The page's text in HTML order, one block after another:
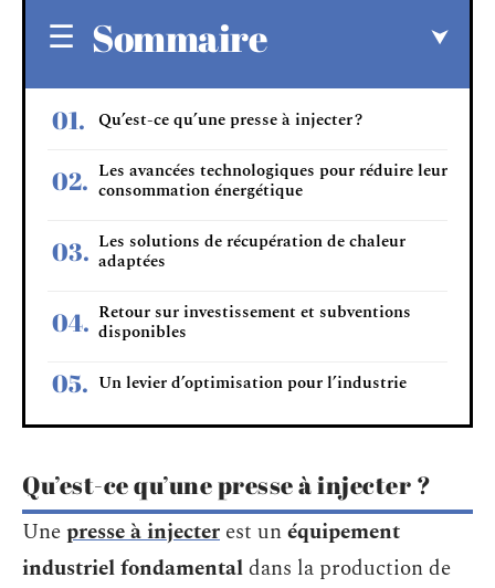
Sommaire
Qu’est-ce qu’une presse à injecter ?
Les avancées technologiques pour réduire leur
consommation énergétique
Les solutions de récupération de chaleur
adaptées
Retour sur investissement et subventions
disponibles
Un levier d’optimisation pour l’industrie
Qu’est-ce qu’une presse à injecter ?
Unepresse à injecter est unéquipement
industriel fondamentaldans la production de